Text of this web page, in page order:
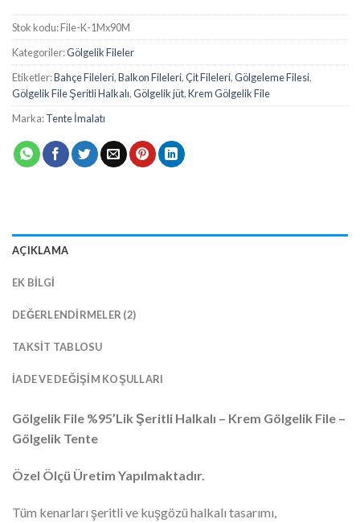
Stok kodu:File-K-1Mx90M
Kategoriler:Gölgelik Fileler
Etiketler:Bahçe Fileleri,Balkon Fileleri,Çit Fileleri,Gölgeleme Filesi,
Gölgelik File Şeritli Halkalı,Gölgelik jüt,Krem Gölgelik File
Marka:Tente İmalatı
AÇIKLAMA
EK BILGI
DEĞERLENDIRMELER (2)
TAKSIT TABLOSU
İADE VE DEĞIŞIM KOŞULLARI
Gölgelik File %95’Lik Şeritli Halkalı – Krem Gölgelik File –
Gölgelik Tente
Özel Ölçü Üretim Yapılmaktadır.
Tüm kenarları şeritli ve kuşgözü halkalı tasarımı,